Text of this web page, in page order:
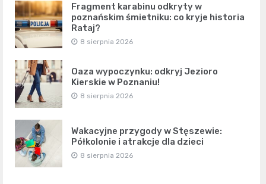
Fragment karabinu odkryty w
poznańskim śmietniku: co kryje historia
Rataj?
8 sierpnia 2026
Oaza wypoczynku: odkryj Jezioro
Kierskie w Poznaniu!
8 sierpnia 2026
Wakacyjne przygody w Stęszewie:
Półkolonie i atrakcje dla dzieci
8 sierpnia 2026